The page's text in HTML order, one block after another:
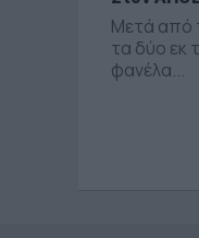
Μετά από
τα δύο εκ
φανέλα...